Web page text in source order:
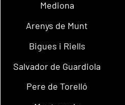
Mediona
Arenys de Munt
Bigues i Riells
Salvador de Guardiola
Pere de Torelló